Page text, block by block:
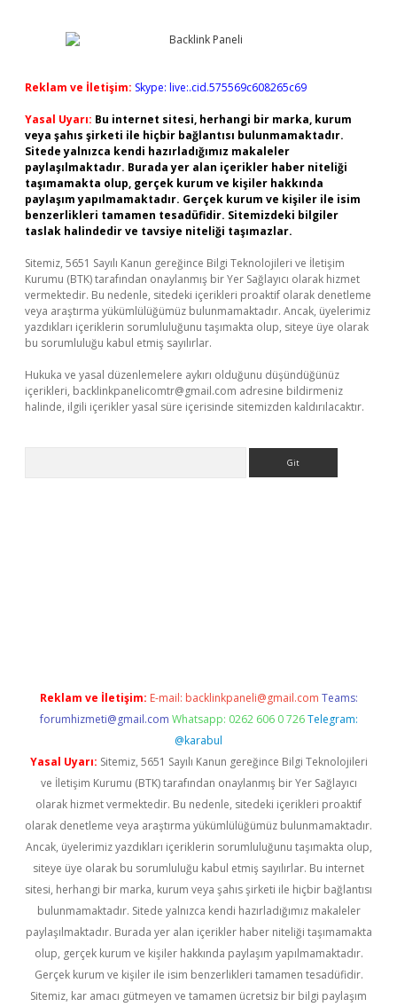
Reklam ve İletişim: Skype: live:.cid.575569c608265c69
Yasal Uyarı: Bu internet sitesi, herhangi bir marka, kurum
veya şahıs şirketi ile hiçbir bağlantısı bulunmamaktadır.
Sitede yalnızca kendi hazırladığımız makaleler
paylaşılmaktadır. Burada yer alan içerikler haber niteliği
taşımamakta olup, gerçek kurum ve kişiler hakkında
paylaşım yapılmamaktadır. Gerçek kurum ve kişiler ile isim
benzerlikleri tamamen tesadüfidir. Sitemizdeki bilgiler
taslak halindedir ve tavsiye niteliği taşımazlar.
Sitemiz, 5651 Sayılı Kanun gereğince Bilgi Teknolojileri ve İletişim
Kurumu (BTK) tarafından onaylanmış bir Yer Sağlayıcı olarak hizmet
vermektedir. Bu nedenle, sitedeki içerikleri proaktif olarak denetleme
veya araştırma yükümlülüğümüz bulunmamaktadır. Ancak, üyelerimiz
yazdıkları içeriklerin sorumluluğunu taşımakta olup, siteye üye olarak
bu sorumluluğu kabul etmiş sayılırlar.
Hukuka ve yasal düzenlemelere aykırı olduğunu düşündüğünüz
içerikleri, backlinkpanelicomtr@gmail.com adresine bildirmeniz
halinde, ilgili içerikler yasal süre içerisinde sitemizden kaldırılacaktır.
Reklam ve İletişim: E-mail: backlinkpaneli@gmail.com Teams:
forumhizmeti@gmail.com Whatsapp: 0262 606 0 726 Telegram:
@karabul
Yasal Uyarı: Sitemiz, 5651 Sayılı Kanun gereğince Bilgi Teknolojileri
ve İletişim Kurumu (BTK) tarafından onaylanmış bir Yer Sağlayıcı
olarak hizmet vermektedir. Bu nedenle, sitedeki içerikleri proaktif
olarak denetleme veya araştırma yükümlülüğümüz bulunmamaktadır.
Ancak, üyelerimiz yazdıkları içeriklerin sorumluluğunu taşımakta olup,
siteye üye olarak bu sorumluluğu kabul etmiş sayılırlar. Bu internet
sitesi, herhangi bir marka, kurum veya şahıs şirketi ile hiçbir bağlantısı
bulunmamaktadır. Sitede yalnızca kendi hazırladığımız makaleler
paylaşılmaktadır. Burada yer alan içerikler haber niteliği taşımamakta
olup, gerçek kurum ve kişiler hakkında paylaşım yapılmamaktadır.
Gerçek kurum ve kişiler ile isim benzerlikleri tamamen tesadüfidir.
Sitemiz, kar amacı gütmeyen ve tamamen ücretsiz bir bilgi paylaşım